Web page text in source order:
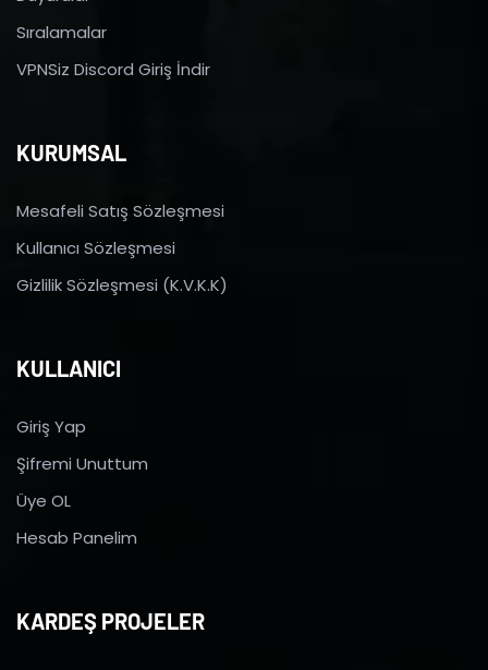
Sıralamalar
VPNSiz Discord Giriş İndir
KURUMSAL
Mesafeli Satış Sözleşmesi
Kullanıcı Sözleşmesi
Gizlilik Sözleşmesi (K.V.K.K)
KULLANICI
Giriş Yap
Şifremi Unuttum
Üye OL
Hesab Panelim
KARDEŞ PROJELER